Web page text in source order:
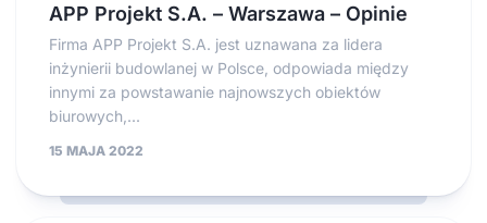
APP Projekt S.A. – Warszawa – Opinie
Firma APP Projekt S.A. jest uznawana za lidera
inżynierii budowlanej w Polsce, odpowiada między
innymi za powstawanie najnowszych obiektów
biurowych,...
15 MAJA 2022